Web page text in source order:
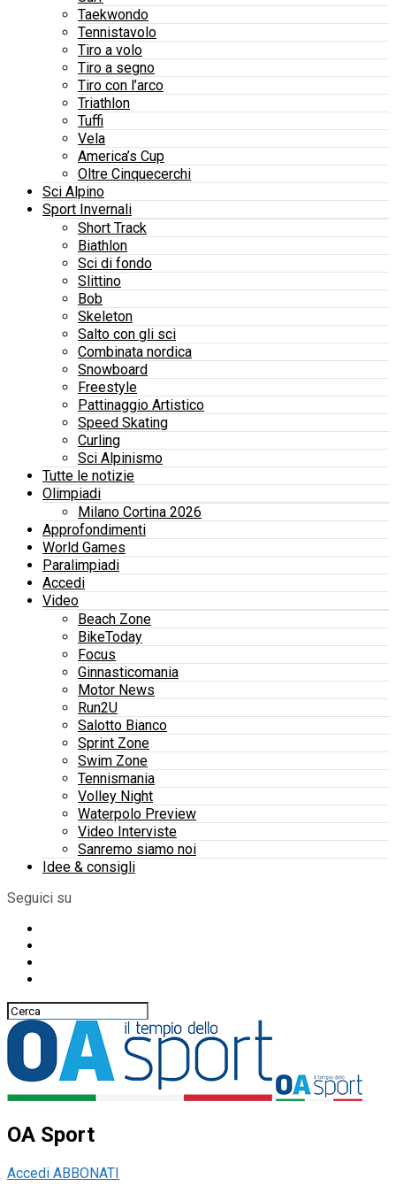
Taekwondo
Tennistavolo
Tiro a volo
Tiro a segno
Tiro con l’arco
Triathlon
Tuffi
Vela
America’s Cup
Oltre Cinquecerchi
Sci Alpino
Sport Invernali
Short Track
Biathlon
Sci di fondo
Slittino
Bob
Skeleton
Salto con gli sci
Combinata nordica
Snowboard
Freestyle
Pattinaggio Artistico
Speed Skating
Curling
Sci Alpinismo
Tutte le notizie
Olimpiadi
Milano Cortina 2026
Approfondimenti
World Games
Paralimpiadi
Accedi
Video
Beach Zone
BikeToday
Focus
Ginnasticomania
Motor News
Run2U
Salotto Bianco
Sprint Zone
Swim Zone
Tennismania
Volley Night
Waterpolo Preview
Video Interviste
Sanremo siamo noi
Idee & consigli
Seguici su
OA Sport
Accedi ABBONATI